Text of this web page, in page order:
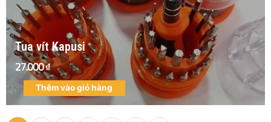
Tua vít Kapusi
27.000₫
Thêm vào giỏ hàng